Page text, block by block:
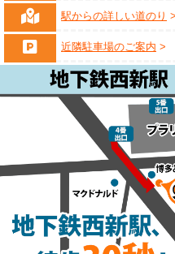
駅からの詳しい道のり
近隣駐車場のご案内